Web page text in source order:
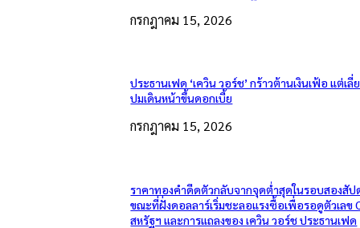
กรกฎาคม 15, 2026
ประธานเฟด ‘เควิน วอร์ช’ กร้าวต้านเงินเฟ้อ แต่เลี่
ปมเดินหน้าขึ้นดอกเบี้ย
กรกฎาคม 15, 2026
ราคาทองคำดีดตัวกลับจากจุดต่ำสุดในรอบสองสัป
ขณะที่ฝั่งดอลลาร์เริ่มชะลอแรงซื้อเพื่อรอดูตัวเลข
สหรัฐฯ และการแถลงของ เควิน วอร์ช ประธานเฟด